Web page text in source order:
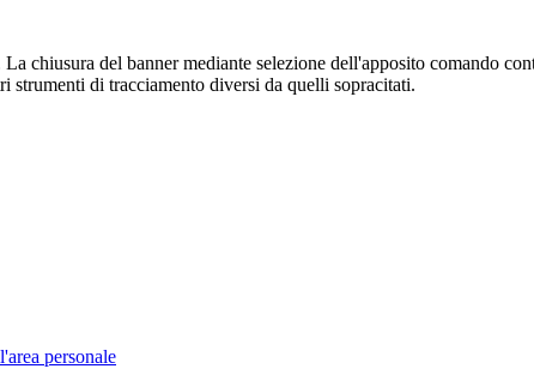
chiusura del banner mediante selezione dell'apposito comando
strumenti di tracciamento diversi da quelli sopracitati.
personale